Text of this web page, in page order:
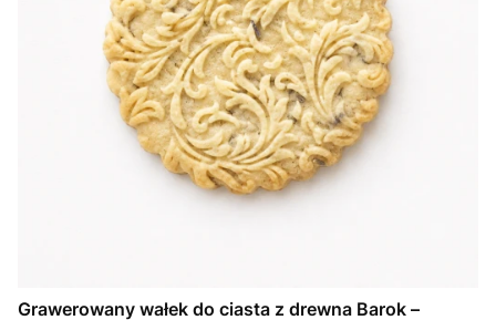
Grawerowany wałek do ciasta z drewna Barok –